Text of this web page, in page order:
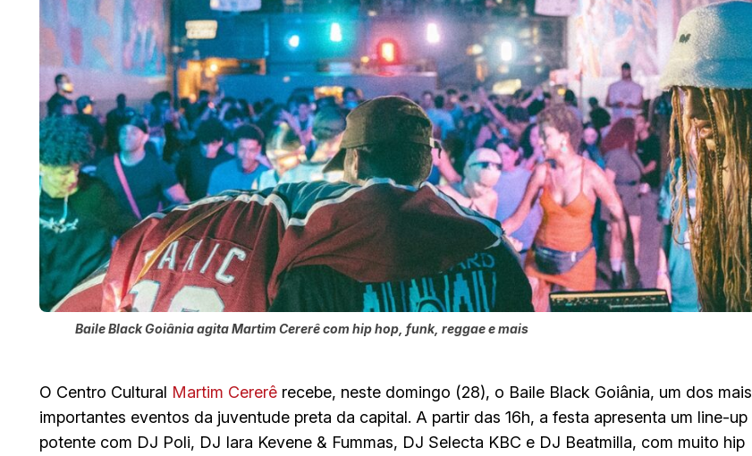
Baile Black Goiânia agita Martim Cererê com hip hop, funk, reggae e mais
O Centro Cultural Martim Cererê recebe, neste domingo (28), o Baile Black Goiânia, um dos mais
importantes eventos da juventude preta da capital. A partir das 16h, a festa apresenta um line-up
potente com DJ Poli, DJ Iara Kevene & Fummas, DJ Selecta KBC e DJ Beatmilla, com muito hip